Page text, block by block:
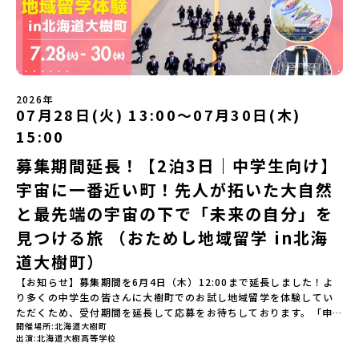
の歴史的な町並みを体感する「有田焼絵付けアクティビティ」 -職
人さんからまなぶ！有田焼伝統の「絵付け」体験ワークショップ
（協力：clay studio）「みんなで楽しもう！BBQ」 -BBQづく
り -仲間や地元の高校生、町の大人たちと交流・対話＜２日目＞
（AM）「1日目の振り返り」「ワークショップ」 -ゲスト講師によ
（PM）「ランチ/お土産タイム」解散※天候の状況や参加人数によ
ってプログラムを変更する場合がございます。参加概要【開催場
所】佐賀県 有田町（ありたちょう）【実施日程】7月4日（土）〜7
月5日（日）※参加が確定した方には6月5日（金） 18:30～20:00に
「参加者向け事前オンライン研修」をご案内する予定です。必ず参
加をお願いします。【集合場所・時間】7月4日(土) 12：00 JR有田
駅※12：00までにJR有田駅に到着する便で手配ください。【解散場
所・時間】7月5日(日) 13：00頃 JR有田駅【対象】中学2年生、中
学3年生【宿泊先】ありこや（佐賀県西松浦郡有田町）※地域みらい
留学生が活用している宿泊施設（シェアハウス）です。※1室1名で
宿泊いただく予定です。 【旅行代金】無料※旅行代金に含まれる費
用のうち、以下の内容が無料となります：・宿泊費（1泊分）・プロ
グラム内のアクティビティ・体験費用・一部の食事代*以下の費用は
参加者のご負担となります・集合場所までの往復交通費・お土産代
や自由時間の個人飲食費などの個人的費用【募集人数】最大5名（お
申し込み多数の場合は抽選の上決定）【参加者決定】お申し込み多
い！」そんな中学生のみなさんにおすすめ！「おためし地域留学体
験」は、日本全国約200の高校と連携し、地域の枠を超えて学校生活
を送る「地域みらい留学」をプチ体験できるプログラムです。はじ
めてのひとり旅でも安心！現地でもスタッフがしっかりとサポート
いたします。今回のフィールドは「北海道平取町（びらとりちょ
う）」北海道の南に位置する平取町（びらとりちょう）。壮大な自
然と「アイヌ文化」が継承されている町として広く知られていま
す。町名の「平取（びらとり）」は、アイヌ語「ピラ・ウトゥル」
（崖の間を意味）という言葉から名付けられました。見上げるほど
大きな山々が連なる「幌尻岳（ぽろしりだけ）」の景色は絶景！日
本一の広さを誇る「すずらん」が咲く花畑や、和牛がのんびりと過
ごす放牧地。日本一の清流に選ばれたこともある、ヤマメやニジマ
スが泳ぐ「沙流川（さるがわ）」。他の地域では見ることのできな
い圧倒的スケールの自然を味わうことができます。さらに、源義経
（みなもとのよしつね）とも縁が深いとされている地域で、義経を
祀った神社や公園などが存在し、アイヌ民族と日本の歴史を交差す
る瞬間を肌で体感できる町です。北の大地で育まれた「アイヌ文
化」とは？「アイヌ」の文化は北海道を中心とした北部周辺で、先
住民族である「アイヌ民族」によって大切に育まれてきた文化で
す。日本語とは異なる響きを持つ「アイヌ語」や、自然界のあらゆ
る物に「魂」が宿ると考える「精神文化」、祭りや家庭での行事な
どに踊られる「古式舞踊」、独特の文様による刺繍（ししゅう）、
木彫り等の工芸など、ユニークな文化が存在します。アイヌ文化で
2026年
07月28日(火) 13:00〜07月30日(木)
15:00
募集期間延長！【2泊3日｜中学生向け】
宇宙に一番近い町！先人が拓いた大自然
と最先端の宇宙の下で「未来の自分」を
見つける旅 （おためし地域留学 in北海
道大樹町）
【お知らせ】募集期間を6月4日（木）12:00まで延長しました！よ
り多くの中学生の皆さんに大樹町でのお試し地域留学を体験してい
ただくため、受付期間を延長して応募をお待ちしております。「申
し込みのタイミングを逃してしまった」という方も、この機会にぜ
開催場所 北海道大樹町
出演 北海道大樹高等学校